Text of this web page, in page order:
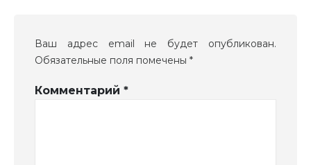
Ваш адрес email не будет опубликован.
Обязательные поля помечены *
Комментарий *